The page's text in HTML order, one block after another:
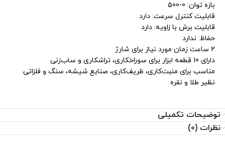
بازه توان: 0-500
قابلیت کنترل سرعت: دارد
قابلیت برش با زاویه: دارد
حفاظ: ندارد
2 ساعت زمان مورد نیاز برای شارژ
دارای 10 قطعه ابزار برای سوراخکاری، تراشکاری و ساب‌زنی
مناسب برای منبت‌کاری، ظریف‌کاری، صنایع شیشه، سنگ و فلزاتی
نظیر طلا و نقره
توضیحات تکمیلی
نظرات (0)